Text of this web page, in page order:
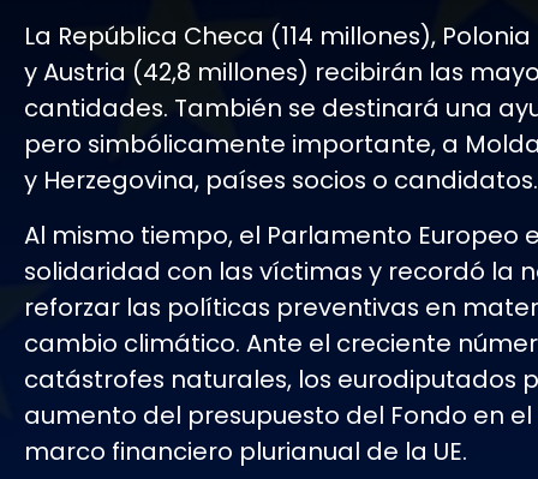
La República Checa (114 millones),
y Austria (42,8 millones) recibirán las
cantidades. También se destinará una
pero simbólicamente importante, a
y Herzegovina, países socios o candidatos.
Al mismo tiempo, el Parlamento Europeo
solidaridad con las víctimas y recordó la
reforzar las políticas preventivas en
cambio climático. Ante el creciente
catástrofes naturales, los eurodiputados
aumento del presupuesto del Fondo en
marco financiero plurianual de la UE.